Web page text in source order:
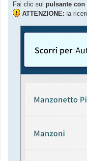
Fai clic sul pulsante
ATTENZIONE: la